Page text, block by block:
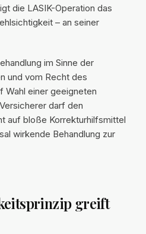
die LASIK-Operation das
– an seiner
im Sinne der
und vom Recht des
Wahl einer geeigneten
darf den
auf bloße Korrekturhilfsmittel
wirkende Behandlung zur
greift